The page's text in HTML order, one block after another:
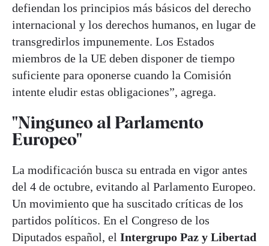
defiendan los principios más básicos del derecho
internacional y los derechos humanos, en lugar de
transgredirlos impunemente. Los Estados
miembros de la UE deben disponer de tiempo
suficiente para oponerse cuando la Comisión
intente eludir estas obligaciones”, agrega.
"Ninguneo al Parlamento
Europeo"
La modificación busca su entrada en vigor antes
del 4 de octubre, evitando al Parlamento Europeo.
Un movimiento que ha suscitado críticas de los
partidos políticos. En el Congreso de los
Diputados español, el Intergrupo Paz y Libertad